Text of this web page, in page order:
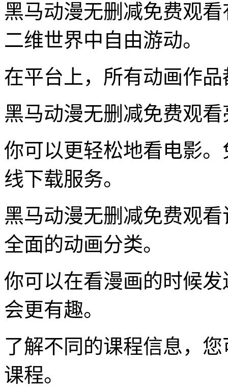
黑马动漫无删减免费观
二维世界中自由游动。
在平台上，所有动画作
黑马动漫无删减免费观看
你可以更轻松地看电影
线下载服务。
黑马动漫无删减免费观
全面的动画分类。
你可以在看漫画的时候
会更有趣。
了解不同的课程信息，
课程。